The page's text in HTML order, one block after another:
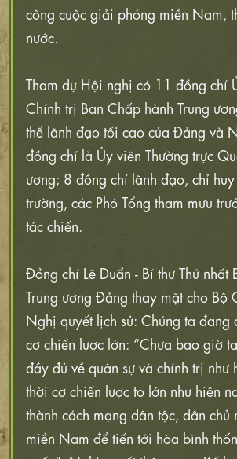
công cuộc giải phóng miền Nam,
nước.
Tham dự Hội nghị có 11 đồng chí
Chính trị Ban Chấp hành Trung
thể lãnh đạo tối cao của Đảng và
đồng chí là Ủy viên Thường trực
ương; 8 đồng chí lãnh đạo, chỉ huy
trường, các Phó Tổng tham mưu
tác chiến.
Đồng chí Lê Duẩn - Bí thư Thứ nhất
Trung ương Đảng thay mặt cho Bộ
Nghị quyết lịch sử: Chúng ta đang
cơ chiến lược lớn: “Chưa bao giờ
đầy đủ về quân sự và chính trị như
thời cơ chiến lược to lớn như hiện
thành cách mạng dân tộc, dân chủ
miền Nam để tiến tới hòa bình